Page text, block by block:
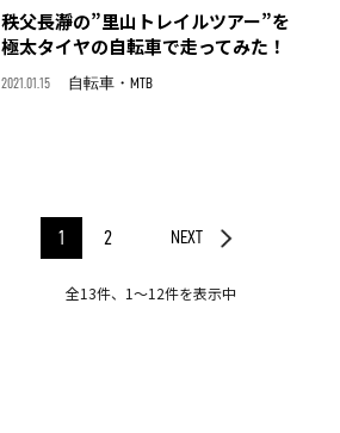
秩父長瀞の”里山トレイルツアー”を
極太タイヤの自転車で走ってみた！
2021.01.15 自転車・MTB
1 2 NEXT
全13件、1〜12件を表示中